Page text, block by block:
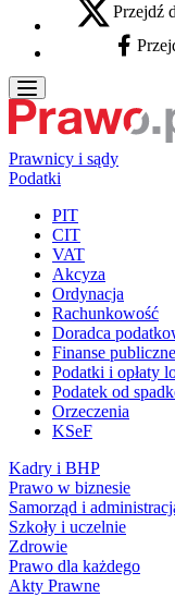
X - otwiera się w
Przejdź
Facebook
Prawnicy i sądy
Podatki
PIT
CIT
VAT
Akcyza
Ordynacja
Rachunkowość
Doradca
Finanse publiczne
Podatki i opłaty
Podatek od
Orzeczenia
KSeF
Kadry i BHP
Prawo w biznesie
Samorząd i
Szkoły i uczelnie
Zdrowie
Prawo dla każdego
Akty Prawne